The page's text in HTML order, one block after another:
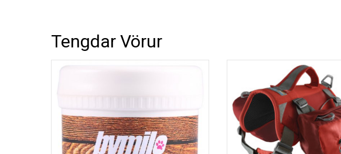
Tengdar Vörur